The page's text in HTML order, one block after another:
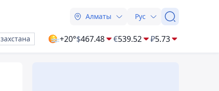
Алматы Рус
+20°$467.48 €539.52 ₽5.73